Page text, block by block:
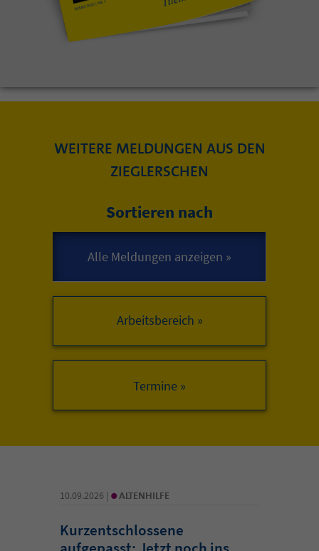
WEITERE MELDUNGEN AUS DEN
ZIEGLERSCHEN
Sortieren nach
Arbeitsbereich »
10.09.2026 | • ALTENHILFE
Kurzentschlossene